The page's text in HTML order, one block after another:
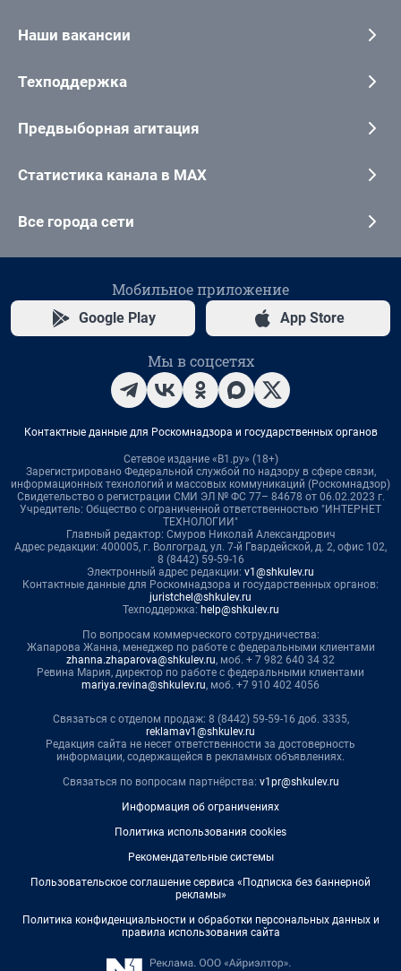
Наши вакансии
Техподдержка
Предвыборная агитация
Статистика канала в MAX
Все города сети
Мобильное приложение
Google Play App Store
Мы в соцсетях
Контактные данные для Роскомнадзора и государственных органов
Сетевое издание «В1.ру» (18+)
Зарегистрировано Федеральной службой по надзору в сфере связи,
информационных технологий и массовых коммуникаций (Роскомнадзор)
Свидетельство о регистрации СМИ ЭЛ № ФС 77– 84678 от 06.02.2023 г.
Учредитель: Общество с ограниченной ответственностью "ИНТЕРНЕТ
ТЕХНОЛОГИИ"
Главный редактор: Смуров Николай Александрович
Адрес редакции: 400005, г. Волгоград, ул. 7-й Гвардейской, д. 2, офис 102,
8 (8442) 59-59-16
Электронный адрес редакции: v1@shkulev.ru
Контактные данные для Роскомнадзора и государственных органов:
juristchel@shkulev.ru
Техподдержка: help@shkulev.ru
По вопросам коммерческого сотрудничества:
Жапарова Жанна, менеджер по работе с федеральными клиентами
zhanna.zhaparova@shkulev.ru, моб. + 7 982 640 34 32
Ревина Мария, директор по работе с федеральными клиентами
mariya.revina@shkulev.ru, моб. +7 910 402 4056
Связаться с отделом продаж: 8 (8442) 59-59-16 доб. 3335,
reklamav1@shkulev.ru
Редакция сайта не несет ответственности за достоверность
информации, содержащейся в рекламных объявлениях.
Связаться по вопросам партнёрства: v1pr@shkulev.ru
Информация об ограничениях
Политика использования cookies
Рекомендательные системы
Пользовательское соглашение сервиса «Подписка без баннерной
рекламы»
Политика конфиденциальности и обработки персональных данных и
правила использования сайта